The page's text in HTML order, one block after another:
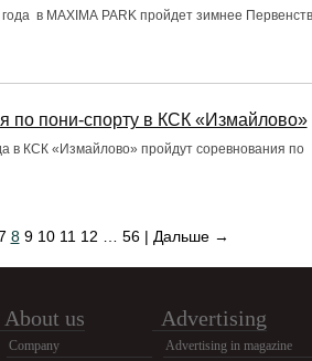
в MAXIMA PARK пройдет зимнее
по пони-спорту в КСК «Измайлово»
в КСК «Измайлово» пройдут соревнования по
8 9 10 11 12 56| Дальше →
About us
Company
Advertising
Advertising in magazine